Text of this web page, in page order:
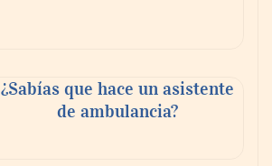
¿Sabías que hace un asistente
de ambulancia?